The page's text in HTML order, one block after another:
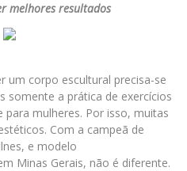
melhores resultados
um corpo escultural precisa-se
somente a prática de exercícios
mulheres. Por isso, muitas
Com a campeã de
e modelo
Minas Gerais, não é diferente.